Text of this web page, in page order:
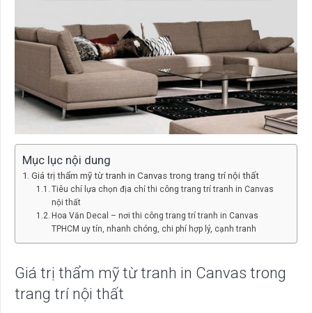
Mục lục nội dung
Giá trị thẩm mỹ từ tranh in Canvas trong trang trí nội thất
Tiêu chí lựa chọn địa chỉ thi công trang trí tranh in Canvas
nội thất
Hoa Văn Decal – nơi thi công trang trí tranh in Canvas
TPHCM uy tín, nhanh chóng, chi phí hợp lý, cạnh tranh
Giá trị thẩm mỹ từ tranh in Canvas trong
trang trí nội thất